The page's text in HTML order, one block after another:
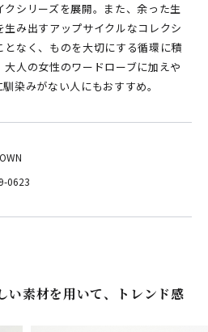
クシリーズを展開。また、余った生
み出すアップサイクルなコレクシ
となく、ものを大切にする循環に積
人の女性のワードローブに加えや
染みがない人にもおすすめ。
0623
い素材を用いて、トレンド感